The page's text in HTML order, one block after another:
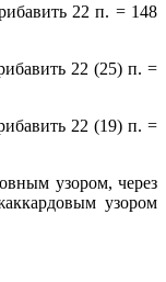
22 п. = 148
22 (25) п. =
22 (19) п. =
узором, через
узором